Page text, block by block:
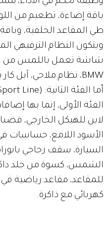
باقة إضاءة، تطعيم من
طي المقاعد الخلفية،
ويتكون النظام الترفيهي
الفئة الأولى، إنما بها
لاين للهيكل الخارجي،
الأسود اللامع، حساسات
السيارة، سقف زجاجي
الشمس، كسوة من جلد
للمقاعد، مقاعد رياضية
كهربائي مع ذاكرة.